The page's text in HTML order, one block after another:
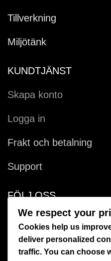
Tillverkning
Miljötänk
KUNDTJÄNST
Skapa konto
Logga in
Frakt och betalning
Support
FÖLJ OSS
Facebook
Instagram
We respect your
Cookies help us
deliver personalized
traffic. You can choose